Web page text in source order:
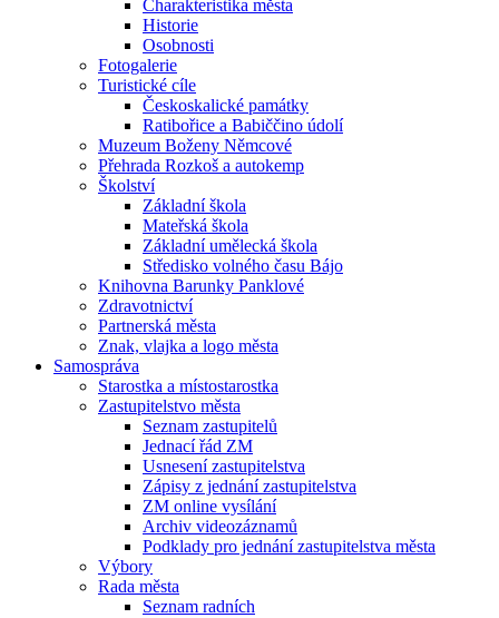
Charakteristika města
Historie
Osobnosti
Fotogalerie
Turistické cíle
Českoskalické památky
Ratibořice a Babiččino údolí
Muzeum Boženy Němcové
Přehrada Rozkoš a autokemp
Školství
Základní škola
Mateřská škola
Základní umělecká škola
Středisko volného času Bájo
Knihovna Barunky Panklové
Zdravotnictví
Partnerská města
Znak, vlajka a logo města
Samospráva
Starostka a místostarostka
Zastupitelstvo města
Seznam zastupitelů
Jednací řád ZM
Usnesení zastupitelstva
Zápisy z jednání zastupitelstva
ZM online vysílání
Archiv videozáznamů
Podklady pro jednání zastupitelstva města
Výbory
Rada města
Seznam radních